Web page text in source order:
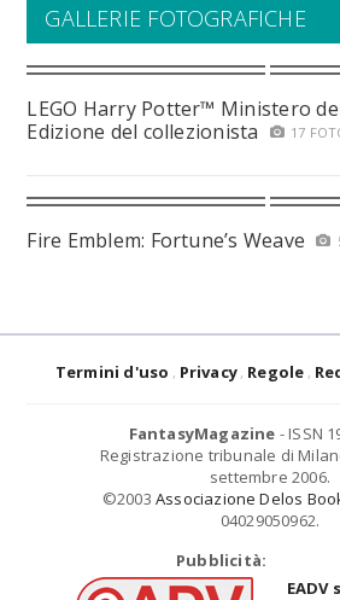
GALLERIE FOTOGRAFICHE
LEGO Harry Potter™ Ministero
Edizione del collezionista
17
Fire Emblem: Fortune’s Weave
Termini d'uso Privacy Regole
FantasyMagazine - ISSN
Registrazione tribunale di
settembre 2006.
©2003 Associazione Delos
04029050962.
Pubblicità:
EADV